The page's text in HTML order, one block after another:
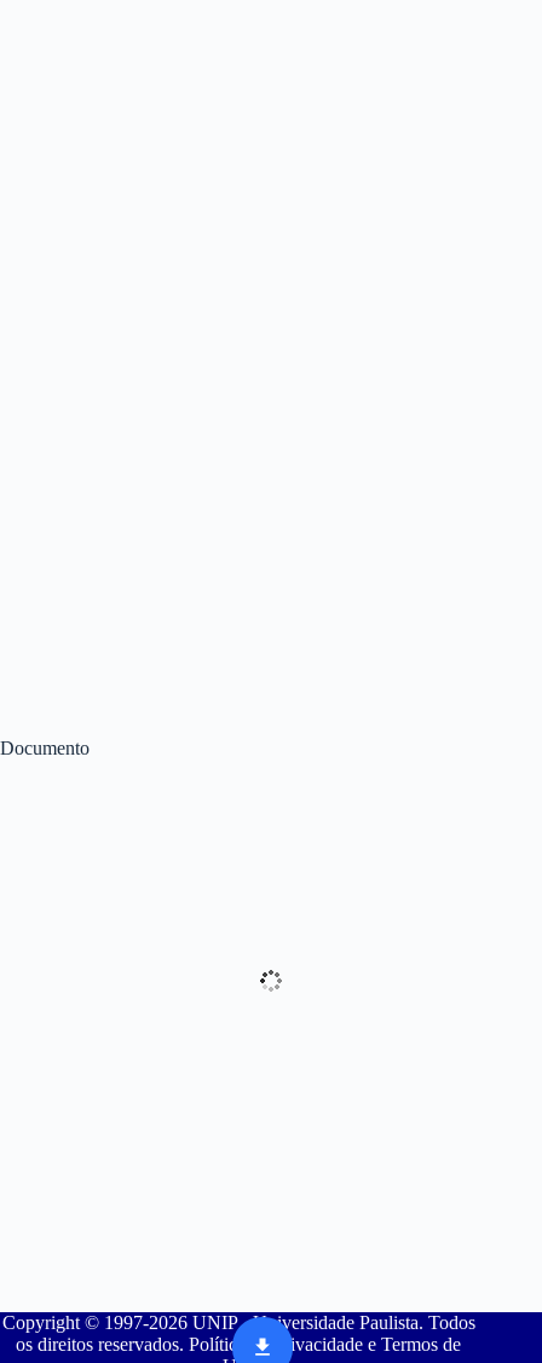
Documento
Copyright © 1997-2026 UNIP - Universidade Paulista. Todos
os direitos reservados. Política de Privacidade e Termos de